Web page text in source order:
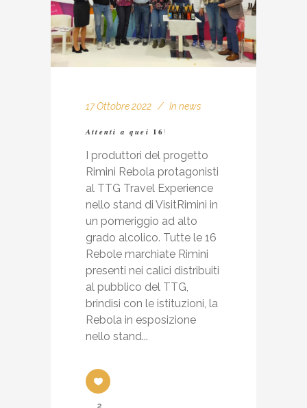
17 Ottobre 2022 In news
𝑨𝒕𝒕𝒆𝒏𝒕𝒊 𝒂 𝒒𝒖𝒆𝒊 𝟏𝟔!
I produttori del progetto
Rimini Rebola protagonisti
al TTG Travel Experience
nello stand di VisitRimini in
un pomeriggio ad alto
grado alcolico. Tutte le 16
Rebole marchiate Rimini
presenti nei calici distribuiti
al pubblico del TTG,
brindisi con le istituzioni, la
Rebola in esposizione
nello stand...
2